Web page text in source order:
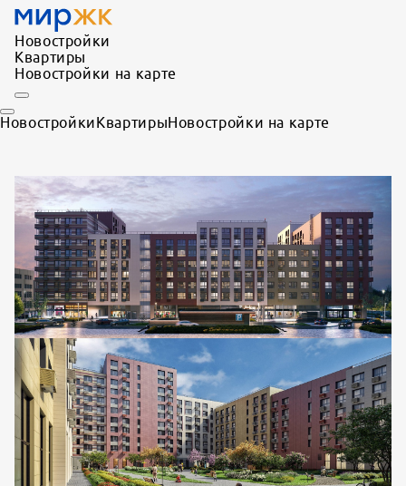
Новостройки
Квартиры
Новостройки на карте
НовостройкиКвартирыНовостройки на карте